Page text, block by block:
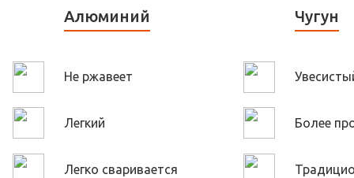
Алюминий Чугун
Не ржавеет
Легкий Более
Легко сваривается